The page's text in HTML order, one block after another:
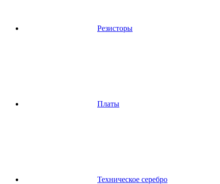
Резисторы
Платы
Техническое серебро